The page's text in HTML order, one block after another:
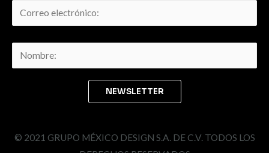
© 2021 GRUPO MÉXICO DESIGN S.A. DE C.V. TODOS LOS